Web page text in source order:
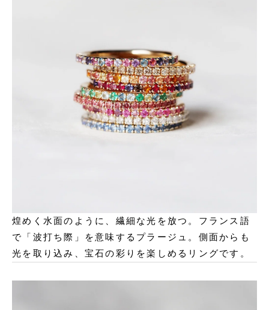
煌めく水面のように、繊細な光を放つ。フランス語
で「波打ち際」を意味するプラージュ。側面からも
光を取り込み、宝石の彩りを楽しめるリングです。